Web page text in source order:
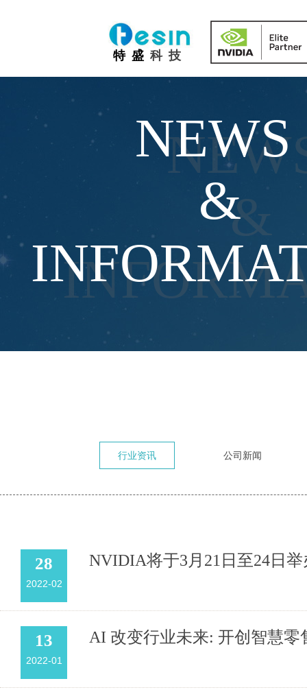
特 盛 科 技
NEWS
&&
行业资讯 公司新闻
28
2022-02
NVIDIA将于3月21日至24日举
13
2022-01
AI 改变行业未来: 开创智慧零